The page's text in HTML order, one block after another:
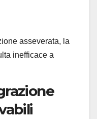
asseverata, la
inefficace a